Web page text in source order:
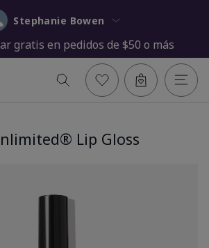
Stephanie Bowen
gratis en pedidos de $50 o más
Lip Gloss